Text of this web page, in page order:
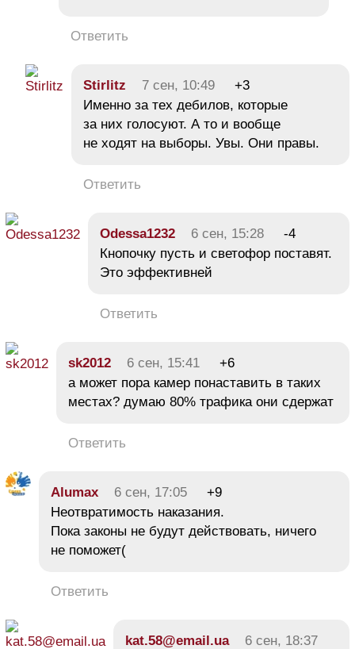
Ответить
Stirlitz 7 сен, 10:49
+3
Именно за тех дебилов, которые
за них голосуют. А то и вообще
не ходят на выборы. Увы. Они правы.
Ответить
Odessa1232 6 сен, 15:28
-4
Кнопочку пусть и светофор поставят.
Это эффективней
Ответить
sk2012 6 сен, 15:41
+6
а может пора камер понаставить в таких
местах? думаю 80% трафика они сдержат
Ответить
Alumax 6 сен, 17:05
+9
Неотвратимость наказания.
Пока законы не будут действовать, ничего
не поможет(
Ответить
kat.58@email.ua
6 сен, 18:37